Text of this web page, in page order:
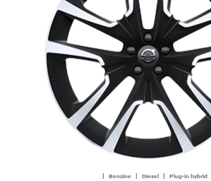
| Benzine | Diesel | Plug-in hybrid |